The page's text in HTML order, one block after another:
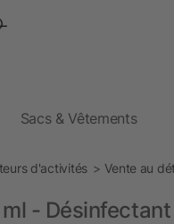
Sacs & Vêtements
d'activités Vente au
-